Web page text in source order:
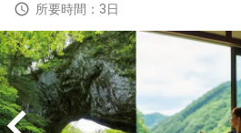
所要時間：3日